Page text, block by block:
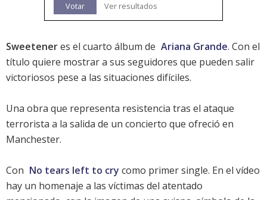
Votar Ver resultados
Sweeteneres el cuarto álbum de Ariana Grande. Con el
título quiere mostrar a sus seguidores que pueden salir
victoriosos pese a las situaciones difíciles.
Una obra que representa resistencia tras el ataque
terrorista a la salida de un concierto que ofreció en
Manchester.
Con No tears left to cry como primer single. En el vídeo
hay un homenaje a las víctimas del atentado